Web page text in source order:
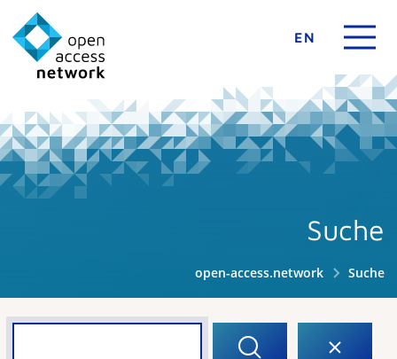
EN
Suche
open-access.network Suche